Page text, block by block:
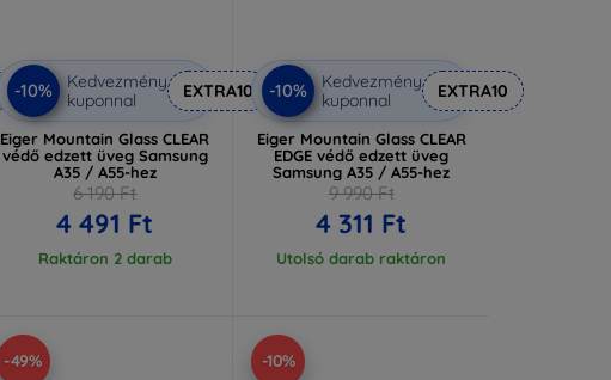
-10%
Kedvezmény
kuponnal
EXTRA10
Eiger Mountain Glass CLEAR
védő edzett üveg Samsung
A35 / A55-hez
6 190 Ft
4 491 Ft
Raktáron 2 darab
-10%
Kedvezmény
kuponnal
EXTRA10
Eiger Mountain Glass CLEAR
EDGE védő edzett üveg
Samsung A35 / A55-hez
9 990 Ft
4 311 Ft
Utolsó darab raktáron
-49% -10%